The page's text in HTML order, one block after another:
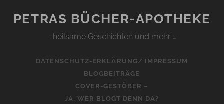
PETRAS BÜCHER-APOTHEKE
… heilsame Geschichten und mehr …
DATENSCHUTZ-ERKLÄRUNG/ IMPRESSUM
BLOGBEITRÄGE
COVER-GESTÖBER –
JA, WER BLOGT DENN DA?